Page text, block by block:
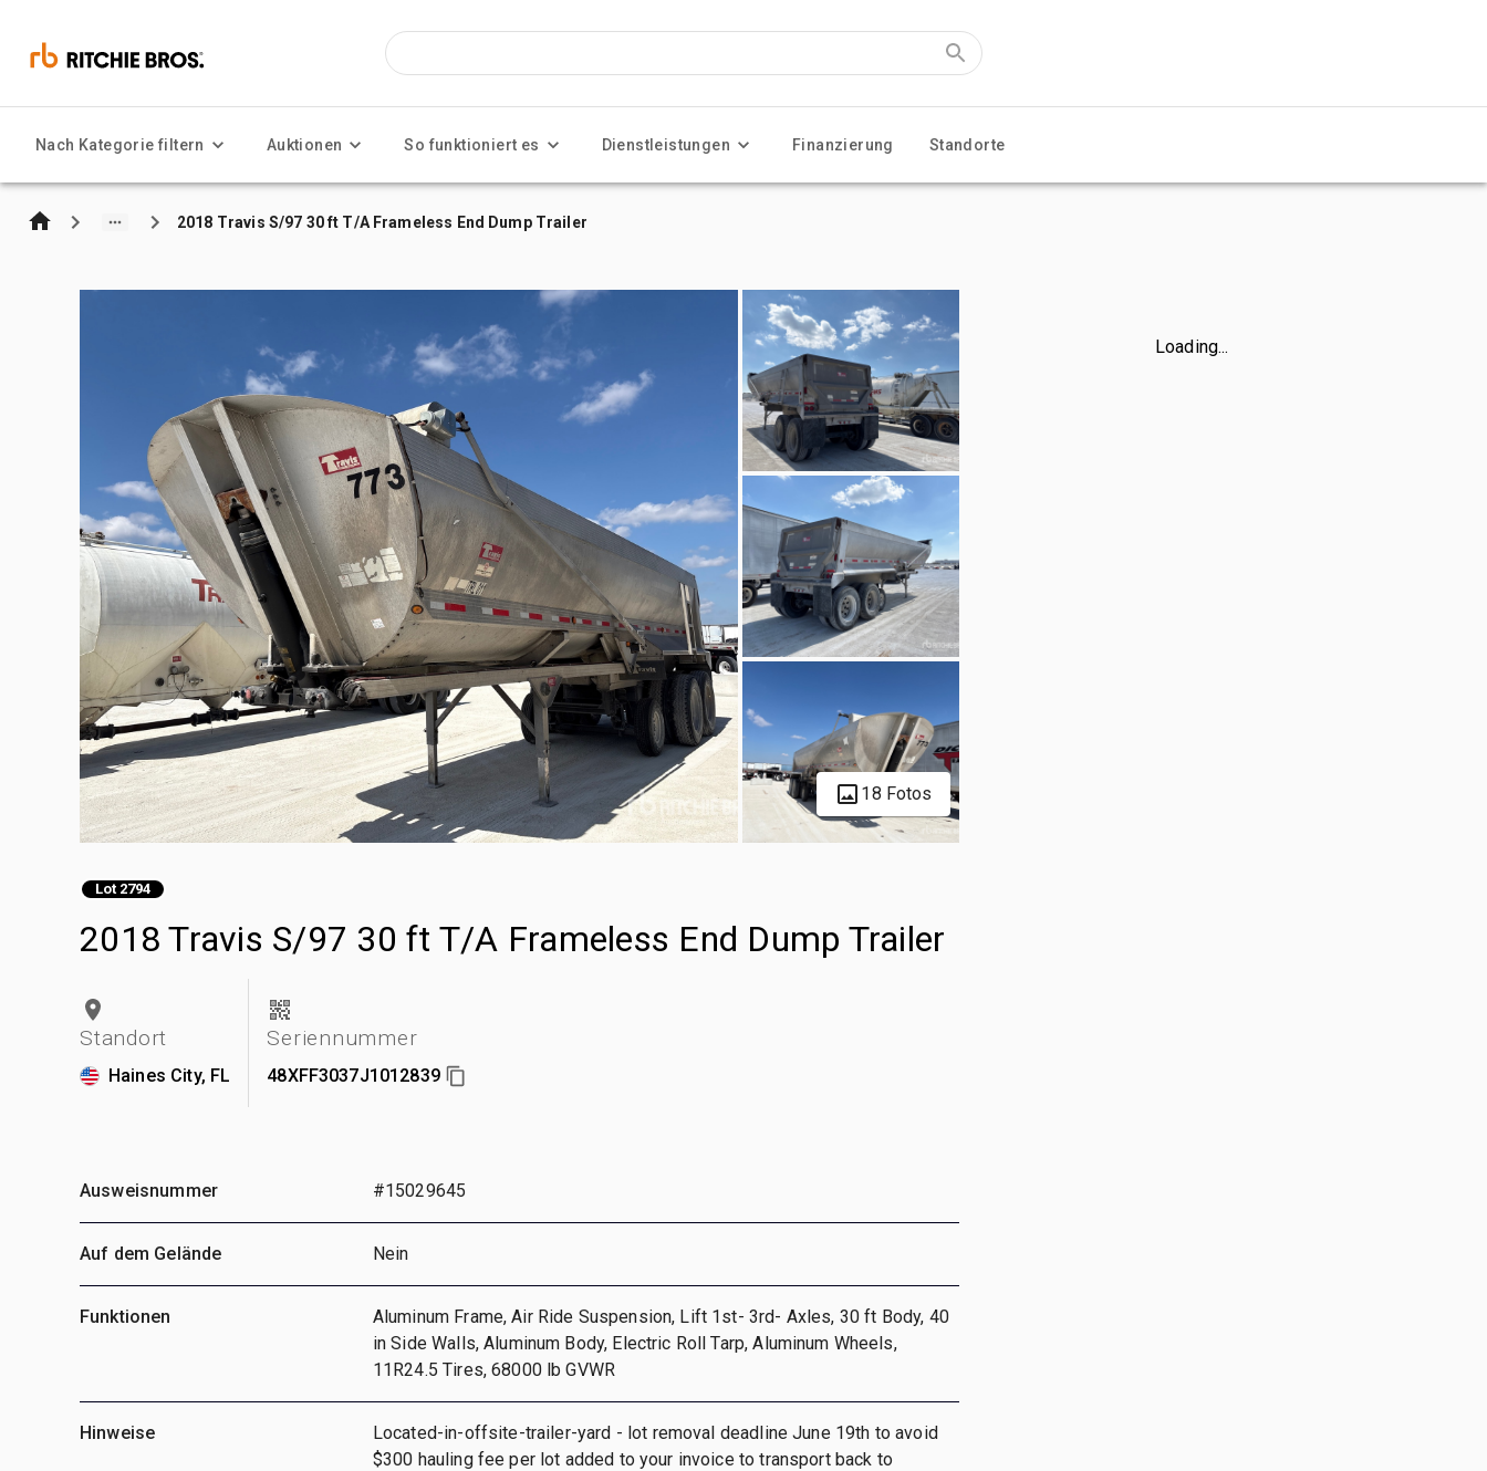
Nach Kategorie filtern Auktionen So funktioniert es Dienstleistungen Finanzierung Standorte
2018 Travis S/97 30 ft T/A Frameless End Dump Trailer
18 Fotos
Lot 2794
2018 Travis S/97 30 ft T/A Frameless End Dump Trailer
Standort
Haines City, FL
Seriennummer
48XFF3037J1012839
Loading...
Ausweisnummer #15029645
Auf dem Gelände Nein
Funktionen
Aluminum Frame, Air Ride Suspension, Lift 1st- 3rd- Axles, 30 ft Body, 40
in Side Walls, Aluminum Body, Electric Roll Tarp, Aluminum Wheels,
11R24.5 Tires, 68000 lb GVWR
Hinweise
Located-in-offsite-trailer-yard - lot removal deadline June 19th to avoid
$300 hauling fee per lot added to your invoice to transport back to